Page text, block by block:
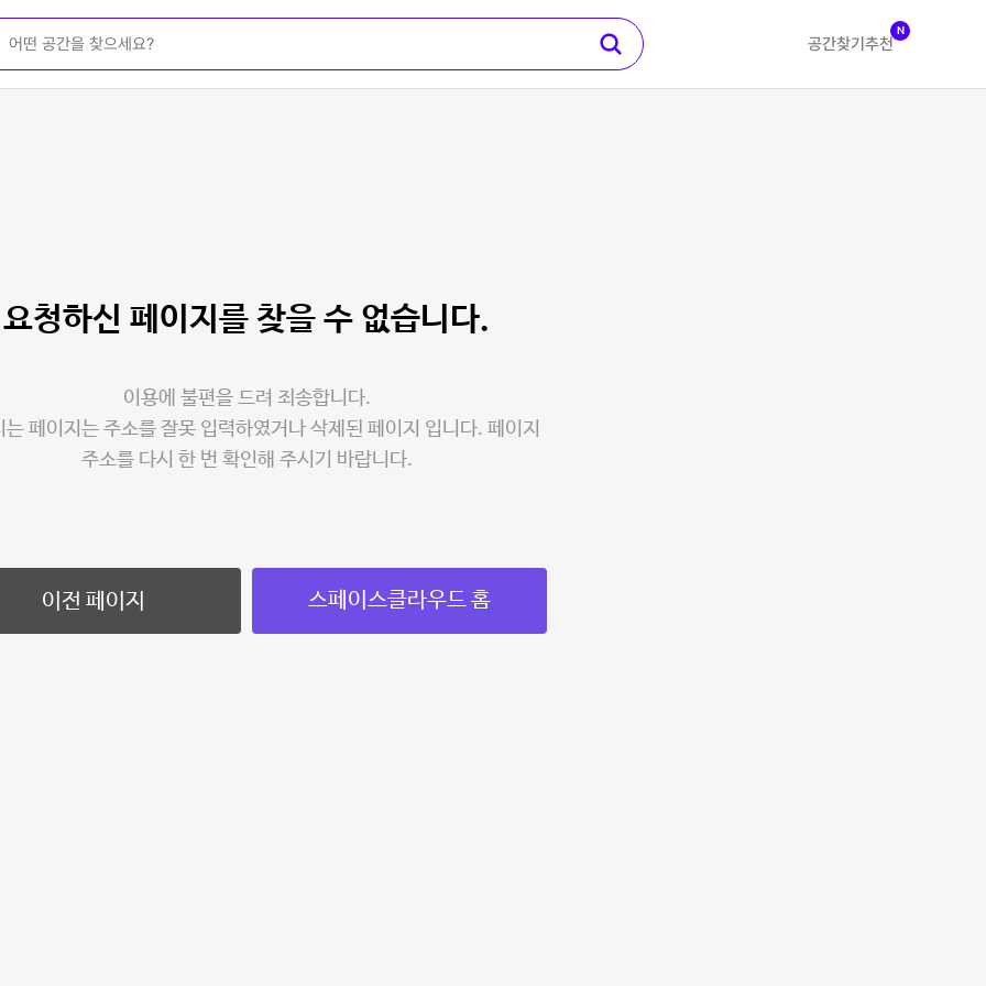
공간찾기 추천
N
요청하신 페이지를 찾을 수 없습니다.
이용에 불편을 드려 죄송합니다.
는 페이지는 주소를 잘못 입력하였거나 삭제된 페이지 입니다. 페이지
주소를 다시 한 번 확인해 주시기 바랍니다.
이전 페이지 스페이스클라우드 홈